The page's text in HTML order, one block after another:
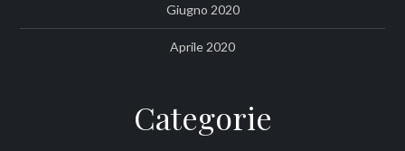
Giugno 2020
Aprile 2020
Categorie